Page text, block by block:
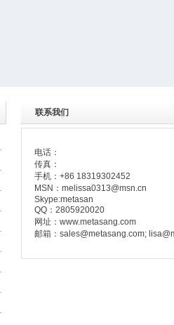
联系我们
电话：
传真：
手机：+86 18319302452
MSN：melissa0313@msn.cn
Skype:metasan
QQ：2805920020
网址：www.metasang.com
邮箱： sales@metasang.com;